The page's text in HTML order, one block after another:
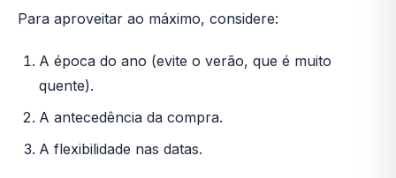
Para aproveitar ao máximo, considere:
A época do ano (evite o verão, que é muito
quente).
A antecedência da compra.
A flexibilidade nas datas.